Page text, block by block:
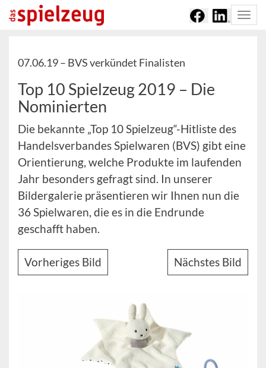
07.06.19 – BVS verkündet Finalisten
Top 10 Spielzeug 2019 – Die
Nominierten
Die bekannte „Top 10 Spielzeug“-Hitliste des
Handelsverbandes Spielwaren (BVS) gibt eine
Orientierung, welche Produkte im laufenden
Jahr besonders gefragt sind. In unserer
Bildergalerie präsentieren wir Ihnen nun die
36 Spielwaren, die es in die Endrunde
geschafft haben.
Vorheriges Bild Nächstes Bild